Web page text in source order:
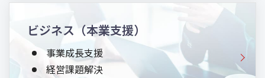
ビジネス（本業支援）
事業成長支援
経営課題解決